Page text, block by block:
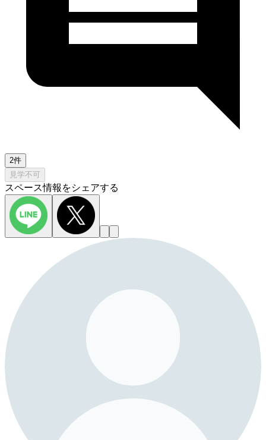
2件
見学不可
スペース情報をシェアする